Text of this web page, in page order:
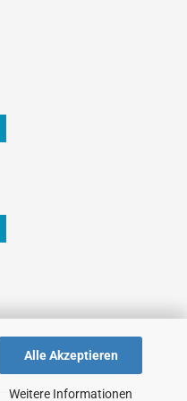
Alle Akzeptieren
Weitere Informationen